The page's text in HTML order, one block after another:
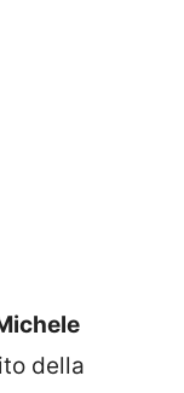
della